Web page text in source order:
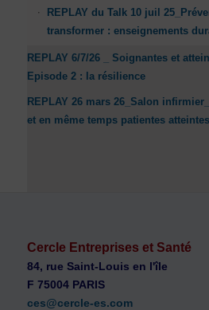
REPLAY du Talk 10 juil
transformer : enseignements
REPLAY 6/7/26 _ Soignantes et
Episode 2 : la résilience
REPLAY 26 mars 26_Salon
et en même temps patientes
Cercle Entreprises et Santé
84, rue Saint-Louis en l'île
F 75004 PARIS
ces@cercle-es.com